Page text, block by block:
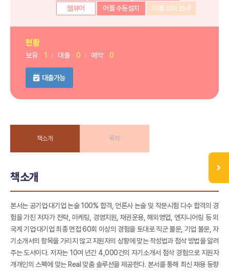
웹뷰어
어플 수동설치 어플 설치 안내
현황
보유 1 대출 0 예약 0
대출가능
책소개 목차
책소개
본서는 공기업·대기업 논술 100% 합격, 언론사 논술 및 작문시험 다수 합격의 경
험을 가진 저자가 전략, 마케팅, 경영지원, 채권운용, 해외영업, 엔지니어링 등 외
국계 기업·대기업 최종 면접 60회 이상의 경험을 토대로 직군 불문, 기업 불문, 자
기소개서의 항목을 가리지 않고 지원자의 상황에 맞는 작성법과 첨삭 방법을 알려
주는 도서이다. 저자는 10여 년간 4,000건의 자기소개서 첨삭 경험으로 지원자
개개인의 스펙에 맞는 Real 맞춤 솔루션을 제공한다. 본서를 통해 최신 채용 동향